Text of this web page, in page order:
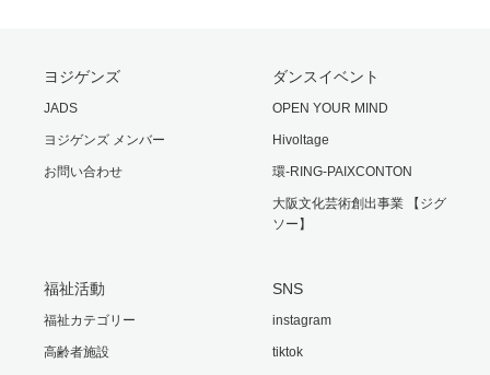
ヨジゲンズ
JADS
ヨジゲンズ メンバー
お問い合わせ
ダンスイベント
OPEN YOUR MIND
Hivoltage
環-RING-PAIXCONTON
大阪文化芸術創出事業 【ジグ
ソー】
福祉活動
福祉カテゴリー
高齢者施設
SNS
instagram
tiktok